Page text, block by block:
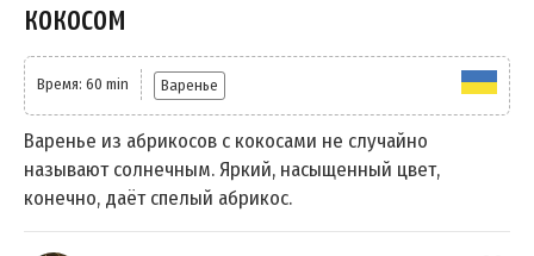
кокосом
Время: 60 min Варенье
Варенье из абрикосов с кокосами не случайно
называют солнечным. Яркий, насыщенный цвет,
конечно, даёт спелый абрикос.